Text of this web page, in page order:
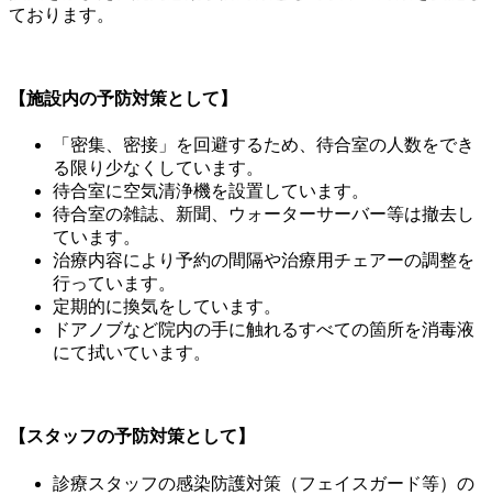
ております。
【施設内の予防対策として】
「密集、密接」を回避するため、待合室の人数をでき
る限り少なくしています。
待合室に空気清浄機を設置しています。
待合室の雑誌、新聞、ウォーターサーバー等は撤去し
ています。
治療内容により予約の間隔や治療用チェアーの調整を
行っています。
定期的に換気をしています。
ドアノブなど院内の手に触れるすべての箇所を消毒液
にて拭いています。
【スタッフの予防対策として】
診療スタッフの感染防護対策（フェイスガード等）の